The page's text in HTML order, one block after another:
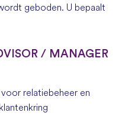
geboden. U bepaalt
/ MANAGER
relatiebeheer en